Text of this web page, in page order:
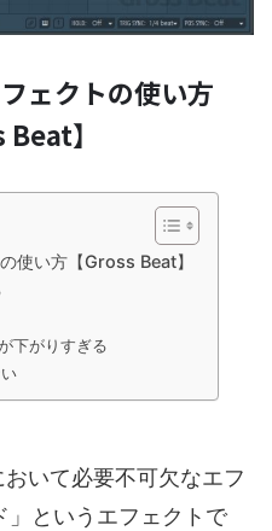
ェクトの使い方
Beat】
使い方【Gross Beat】
下がりすぎる
いて必要不可欠なエフ
」というエフェクトで